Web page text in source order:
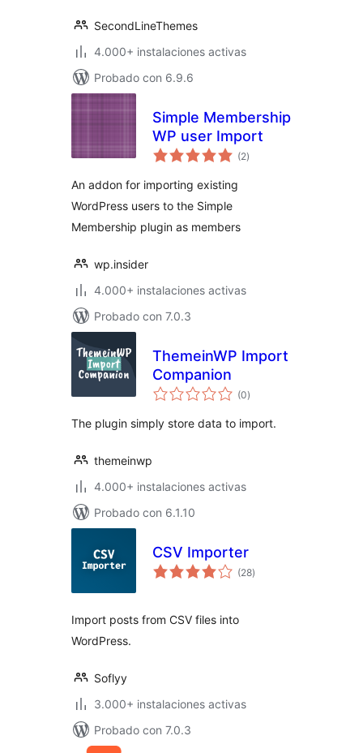
SecondLineThemes
4.000+ instalaciones activas
Probado con 6.9.6
Simple Membership
WP user Import
(2total
de
)
An addon for importing existing
WordPress users to the Simple
Membership plugin as members
wp.insider
4.000+ instalaciones activas
Probado con 7.0.3
ThemeinWP Import
Companion
(0total
de
)
The plugin simply store data to import.
themeinwp
4.000+ instalaciones activas
Probado con 6.1.10
CSV Importer
(28total
de
)
Import posts from CSV files into
WordPress.
Soflyy
3.000+ instalaciones activas
Probado con 7.0.3